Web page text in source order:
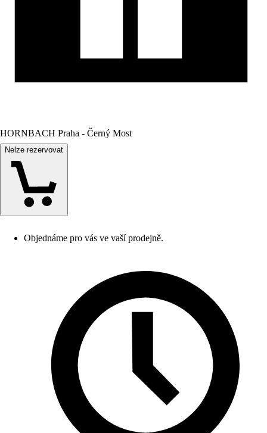
HORNBACH Praha - Černý Most
Nelze rezervovat
Objednáme pro vás ve vaší prodejně.